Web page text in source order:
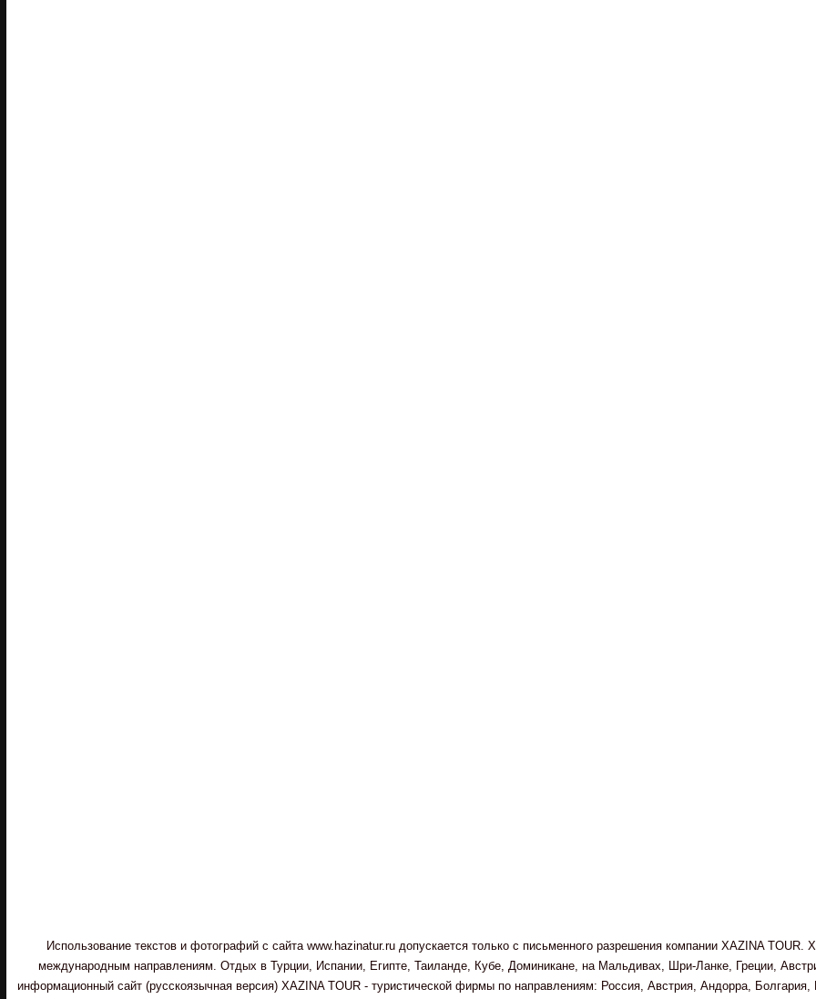
Использование текстов и фотографий с сайта www.hazinatur.ru допускается только с письменного разрешения компании XAZINA TOUR.
международным направлениям. Отдых в Турции, Испании, Египте, Таиланде, Кубе, Доминикане, на Мальдивах, Шри-Ланке, Греции,
информационный сайт (русскоязычная версия) XAZINA TOUR - туристической фирмы по направлениям: Россия, Австрия, Андорра,